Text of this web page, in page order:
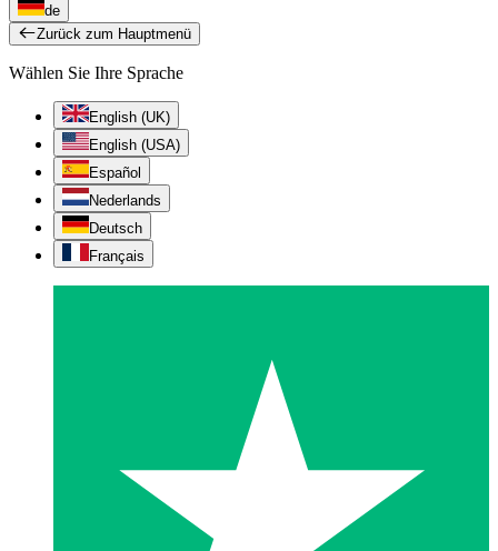
de
Zurück zum Hauptmenü
Wählen Sie Ihre Sprache
English (UK)
English (USA)
Español
Nederlands
Deutsch
Français